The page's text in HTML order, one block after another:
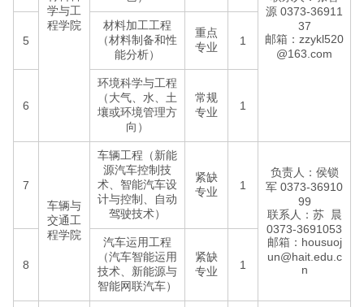
学与工
程学院
源 0373-36911
37
邮箱：zzykl520
@163.com
5
材料加工工程
（材料制备和性
能分析）
重点
专业
1
6
环境科学与工程
（大气、水、土
壤或环境管理方
向）
常规
专业
1
7
车辆与
交通工
程学院
车辆工程（新能
源汽车控制技
术、智能汽车设
计与控制、自动
驾驶技术）
紧缺
专业
1
负责人：侯锁
军 0373-36910
99
联系人：苏 晨
0373-3691053
邮箱：housuoj
un@hait.edu.c
n
8
汽车运用工程
（汽车智能运用
技术、新能源与
智能网联汽车）
紧缺
专业
1